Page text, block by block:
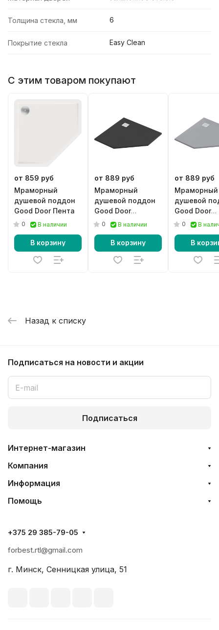
Толщина стекла, мм 6
Покрытие стекла Easy Clean
С этим товаром покупают
от 859 руб
Мраморный
душевой поддон
Good Door Пента
0 В наличии
В корзину
от 889 руб
Мраморный
душевой поддон
Good Door
Essentia PNT
0 В наличии
В корзину
от 889 руб
Мраморный
душевой
Good Door
Essentia
0 В
В
Назад к списку
Подписаться на новости и акции
Подписаться
Интернет-магазин
Компания
Информация
Помощь
+375 29 385-79-05
forbest.rtl@gmail.com
г. Минск, Сенницкая улица, 51